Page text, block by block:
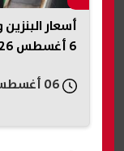
نقيب
المطار»
06 أغسطس, 2026 11:20 م